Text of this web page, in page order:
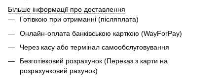
Більше інформації про доставлення
Готівкою при отриманні (післяплата)
Онлайн-оплата банківською карткою (WayForPay)
Через касу або термінал самообслуговування
Безготівковий розрахунок (Переказ з карти на
розрахунковий рахунок)